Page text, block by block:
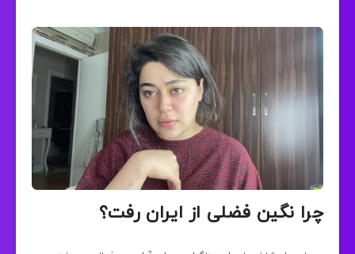
چرا نگین فضلی از ایران رفت؟